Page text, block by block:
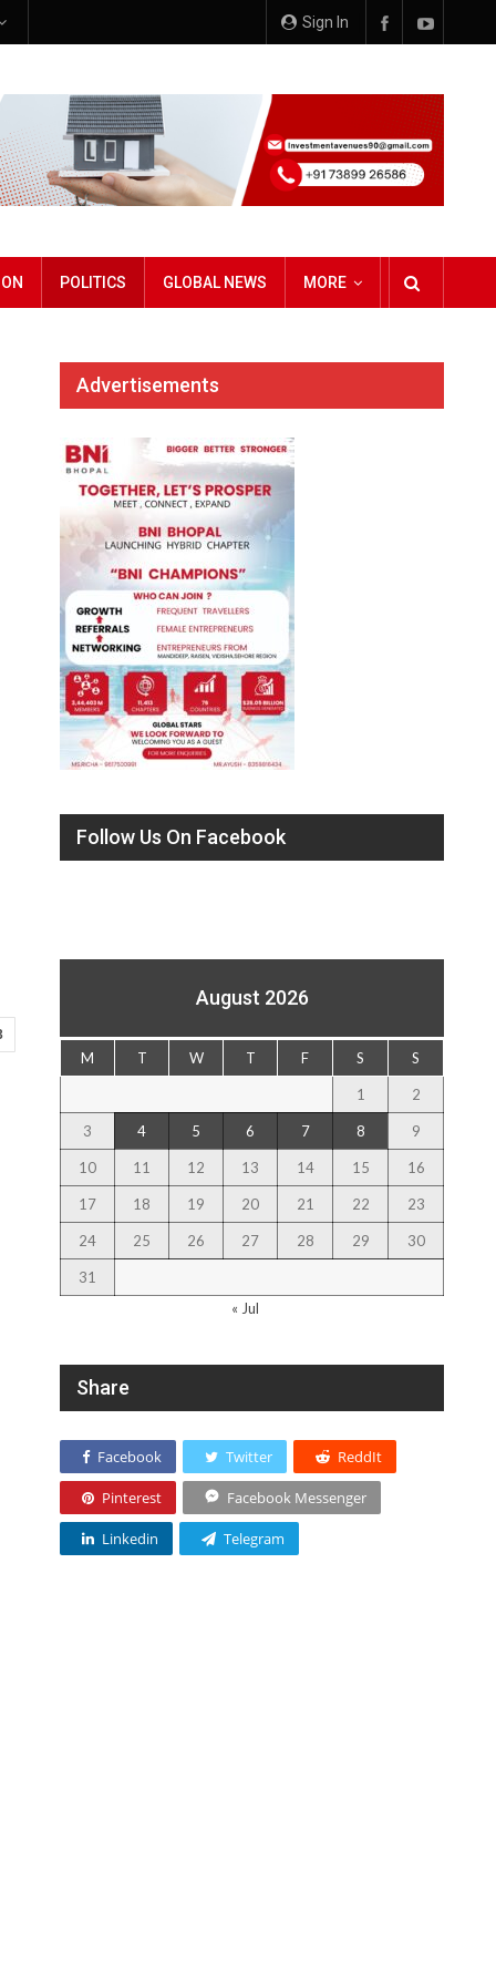
Sign In
POLITICS GLOBAL NEWS MORE
Advertisements
Follow Us On Facebook
August 2026
M T W T F S S
1 2
3 4 5 6 7 8 9
10 11 12 13 14 15 16
17 18 19 20 21 22 23
24 25 26 27 28 29 30
31
« Jul
Share
Facebook Twitter ReddIt
Pinterest Facebook Messenger
Linkedin Telegram